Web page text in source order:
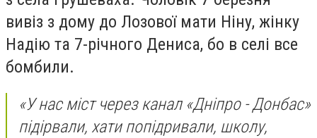
вивіз з дому до Лозової мати Ніну, жінку
Надію та 7-річного Дениса, бо в селі все
бомбили.
«У нас міст через канал «Дніпро - Донбас»
підірвали, хати попідривали, школу,